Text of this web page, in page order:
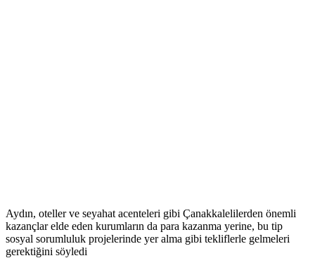
Aydın, oteller ve seyahat acenteleri gibi Çanakkalelilerden önemli
kazançlar elde eden kurumların da para kazanma yerine, bu tip
sosyal sorumluluk projelerinde yer alma gibi tekliflerle gelmeleri
gerektiğini söyledi